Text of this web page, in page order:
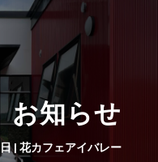
お知らせ
|花カフェアイバレー